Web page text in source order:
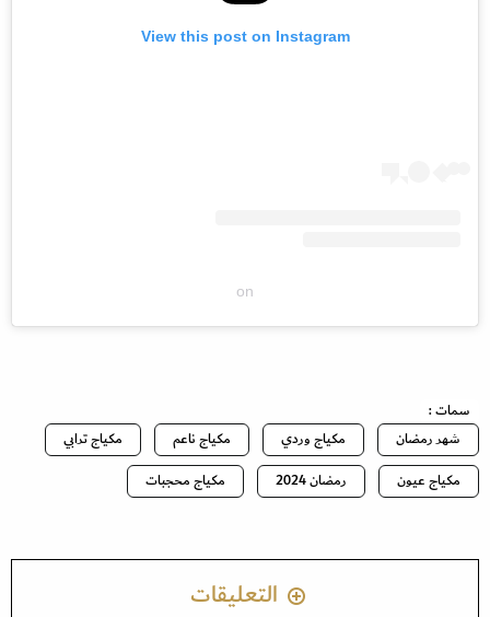
View this post on Instagram
on
سمات :
شهر رمضان
مكياج وردي مكياج ناعم
مكياج ترابي
مكياج عيون
رمضان 2024 مكياج محجبات
التعليقات